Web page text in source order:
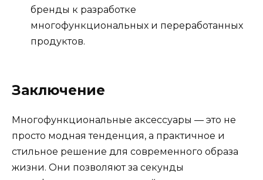
бренды к разработке
многофункциональных и переработанных
продуктов.
Заключение
Многофункциональные аксессуары — это не
просто модная тенденция, а практичное и
стильное решение для современного образа
жизни. Они позволяют за секунды